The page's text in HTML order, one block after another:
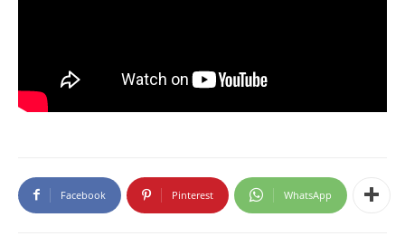
Facebook Pinterest WhatsApp